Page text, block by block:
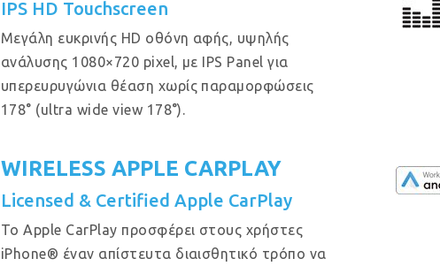
IPS HD Touchscreen
Μεγάλη ευκρινής HD οθόνη αφής, υψηλής
ανάλυσης 1080×720 pixel, με IPS Panel για
υπερευρυγώνια θέαση χωρίς παραμορφώσεις
178° (ultra wide view 178°).
WIRELESS APPLE CARPLAY
Licensed & Certified Apple CarPlay
Το Apple CarPlay προσφέρει στους χρήστες
iPhone® έναν απίστευτα διαισθητικό τρόπο να